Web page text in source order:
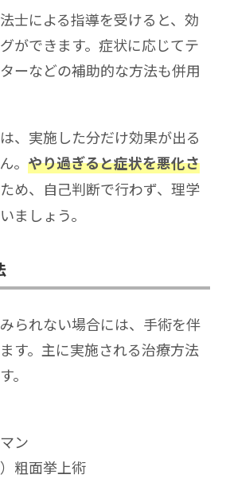
士による指導を受けると、効
ができます。症状に応じてテ
ーなどの補助的な方法も併用
、実施した分だけ効果が出る
。 やり過ぎると症状を悪化さ
ため、自己判断で行わず、理学
ましょう。
られない場合には、手術を伴
す。主に実施される治療方法
。
ン
粗面挙上術